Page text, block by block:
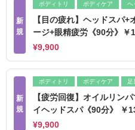
新
規
ボディトリ ボディケア ヘ
【目の疲れ】ヘッドスパ+
ージ+眼精疲労《90分》￥
¥9,900
新
規
ボディトリ ボディケア 足
【疲労回復】オイルリン
イヘッドスパ《90分》 ￥
¥9,900